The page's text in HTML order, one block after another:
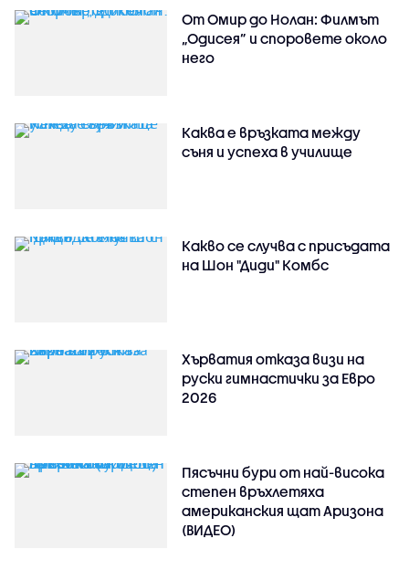
От Омир до Нолан: Филмът
„Одисея” и споровете около
него
Каква е връзката между
съня и успеха в училище
Какво се случва с присъдата
на Шон "Диди" Комбс
Хърватия отказа визи на
руски гимнастички за Евро
2026
Пясъчни бури от най-висока
степен връхлетяха
американския щат Аризона
(ВИДЕО)